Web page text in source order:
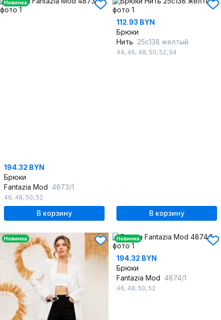
Новинка
194.32 BYN
Брюки
Fantazia Mod 4873/1
46, 48, 50, 52
В корзину
112.93 BYN
Брюки
Нить 25с138 желтый
44, 46, 48, 50, 52, 54
В корзину
Новинка Новинка
194.32 BYN
Брюки
Fantazia Mod 4874/1
46, 48, 50, 52